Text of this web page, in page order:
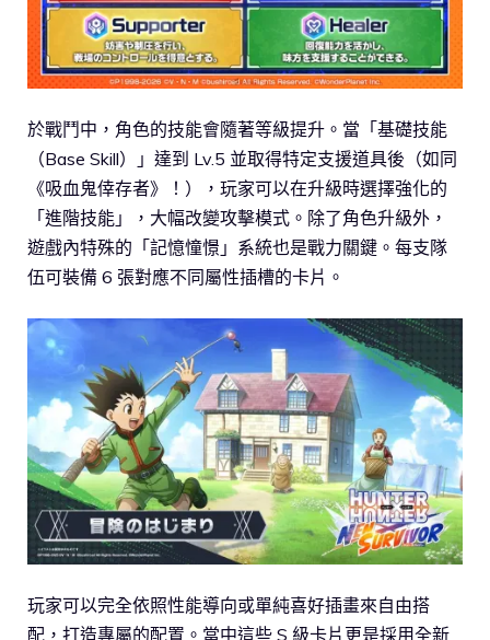
於戰鬥中，角色的技能會隨著等級提升。當「基礎技能
（Base Skill）」達到 Lv.5 並取得特定支援道具後（如同
《吸血鬼倖存者》！），玩家可以在升級時選擇強化的
「進階技能」，大幅改變攻擊模式。除了角色升級外，
遊戲內特殊的「記憶憧憬」系統也是戰力關鍵。每支隊
伍可裝備 6 張對應不同屬性插槽的卡片。
玩家可以完全依照性能導向或單純喜好插畫來自由搭
配，打造專屬的配置。當中這些 S 級卡片更是採用全新